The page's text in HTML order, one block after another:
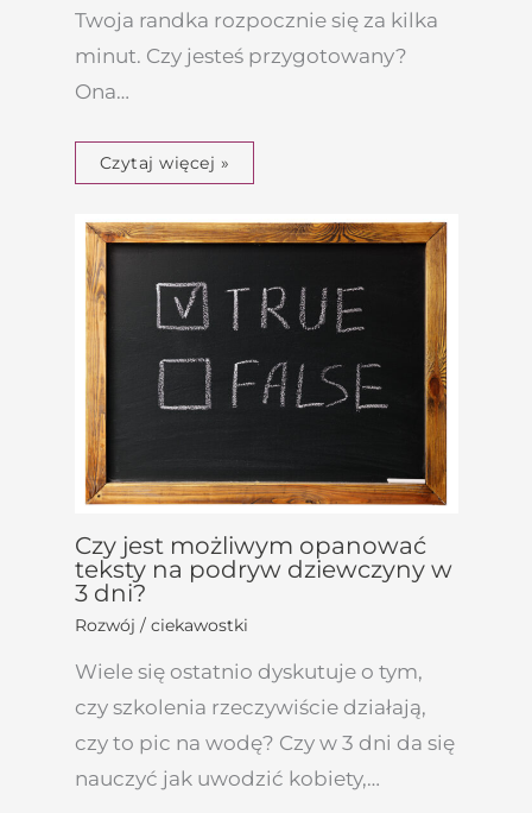
Twoja randka rozpocznie się za kilka
minut. Czy jesteś przygotowany?
Ona…
Czytaj więcej »
Czy jest możliwym opanować
teksty na podryw dziewczyny w
3 dni?
Rozwój / ciekawostki
Wiele się ostatnio dyskutuje o tym,
czy szkolenia rzeczywiście działają,
czy to pic na wodę? Czy w 3 dni da się
nauczyć jak uwodzić kobiety,…